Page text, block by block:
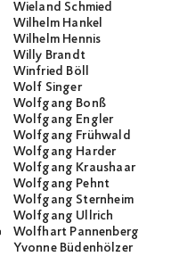
Wieland Schmied
Wilhelm Hankel
Wilhelm Hennis
Willy Brandt
Winfried Böll
Wolf Singer
Wolfgang Bonß
Wolfgang Engler
Wolfgang Frühwald
Wolfgang Harder
Wolfgang Kraushaar
Wolfgang Pehnt
Wolfgang Sternheim
Wolfgang Ullrich
Wolfhart Pannenberg
Yvonne Büdenhölzer